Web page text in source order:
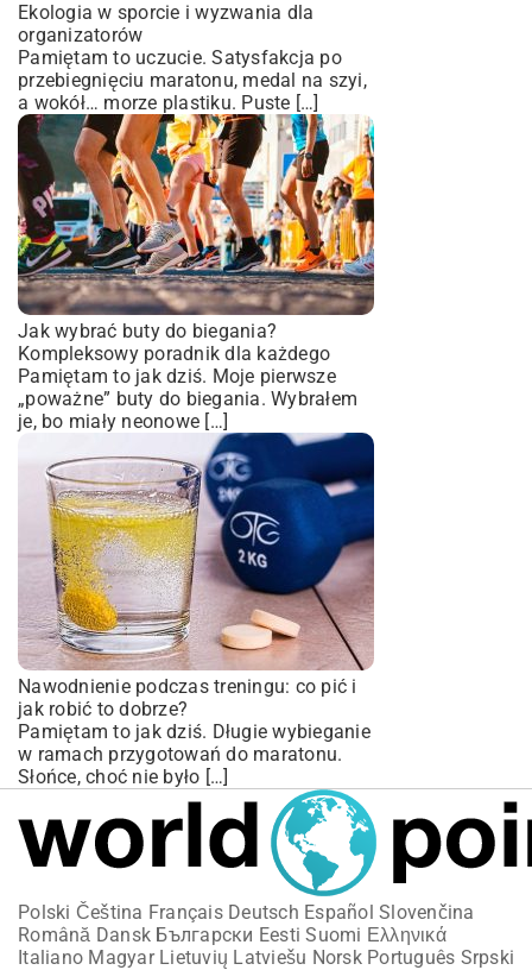
Ekologia w sporcie i wyzwania dla
organizatorów
Pamiętam to uczucie. Satysfakcja po
przebiegnięciu maratonu, medal na szyi,
a wokół… morze plastiku. Puste […]
Jak wybrać buty do biegania?
Kompleksowy poradnik dla każdego
Pamiętam to jak dziś. Moje pierwsze
„poważne” buty do biegania. Wybrałem
je, bo miały neonowe […]
Nawodnienie podczas treningu: co pić i
jak robić to dobrze?
Pamiętam to jak dziś. Długie wybieganie
w ramach przygotowań do maratonu.
Słońce, choć nie było […]
Polski Čeština Français Deutsch Español Slovenčina
Română Dansk Български Eesti Suomi Ελληνικά
Italiano Magyar Lietuvių Latviešu Norsk Português Srpski